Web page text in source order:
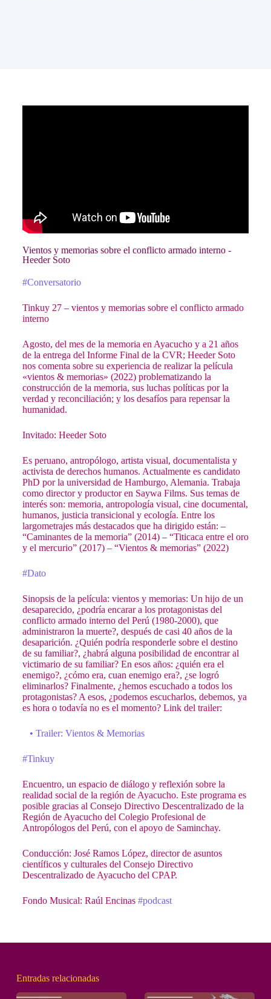
Vientos y memorias sobre el conflicto armado interno -
Heeder Soto
#Conversatorio
Tinkuy 27 – vientos y memorias sobre el conflicto armado
interno
Agosto, del mes de la memoria en Ayacucho y a 21 años
de la entrega del Informe Final de la CVR; Heeder Soto
nos comenta sobre su experiencia de realizar la película
«vientos & memorias» (2022) problematizando la
construcción de la memoria, sus luchas políticas por la
verdad y reconciliación; y los desafíos para repensar la
humanidad.
Invitado: Heeder Soto
Es peruano, antropólogo, artista visual, documentalista y
activista de derechos humanos. Actualmente es candidato
PhD por la universidad de Hamburgo, Alemania. Trabaja
como director y productor en Saywa Films. Sus temas de
interés son: memoria, antropología visual, cine documental,
humanos, justicia transicional y ecología. Entre los
largometrajes más destacados que ha dirigido están: –
“Caminantes de la memoria” (2014) – “Titicaca entre el oro
y el mercurio” (2017) – “Vientos & memorias” (2022)
#Dato
Sinopsis de la película: vientos y memorias: Un hijo de un
desaparecido, ¿podría encarar a los protagonistas del
conflicto armado interno del Perú (1980-2000), que
administraron la muerte?, después de casi 40 años de la
desaparición. ¿Quién podría responderle sobre el destino
de su familiar?, ¿habrá alguna posibilidad de encontrar al
victimario de su familiar? En esos años: ¿quién era el
enemigo?, ¿cómo era, cuan enemigo era?, ¿se logró
eliminarlos? Finalmente, ¿hemos escuchado a todos los
protagonistas? A esos, ¿podemos escucharlos, debemos, ya
es hora o todavía no es el momento? Link del trailer:
• Trailer: Vientos & Memorias
#Tinkuy
Encuentro, un espacio de diálogo y reflexión sobre la
realidad social de la región de Ayacucho. Este programa es
posible gracias al Consejo Directivo Descentralizado de la
Región de Ayacucho del Colegio Profesional de
Antropólogos del Perú, con el apoyo de Saminchay.
Conducción: José Ramos López, director de asuntos
científicos y culturales del Consejo Directivo
Descentralizado de Ayacucho del CPAP.
Fondo Musical: Raúl Encinas #podcast
Entradas relacionadas